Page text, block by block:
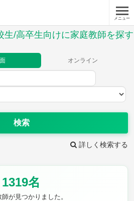
メニュー
生/高卒生向けに家庭教師を探す
オンライン
検索
詳しく検索する
1319名
が見つかりました。
スニング)